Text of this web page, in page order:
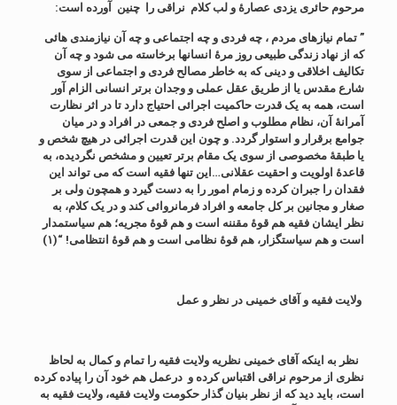
مرحوم حائری یزدی عصارۀ و لب کلام نراقی را چنین آورده است:
” تمام نیازهای مردم ، چه فردی و چه اجتماعی و چه آن نیازمندی هائی
که از نهاد زندگی طبیعی روز مرۀ انسانها برخاسته می شود و چه آن
تکالیف اخلاقی و دینی که به خاطر مصالح فردی و اجتماعی از سوی
شارع مقدس یا از طریق عقل عملی و وجدان برتر انسانی الزام آور
است، همه به یک قدرت حاکمیت اجرائی احتیاج دارد تا در اثر نظارت
آمرانۀ آن، نظام مطلوب و اصلح فردی و جمعی در افراد و در میان
جوامع برقرار و استوار گردد. و چون این قدرت اجرائی در هیچ شخص و
یا طبقۀ مخصوصی از سوی یک مقام برتر تعیین و مشخص نگردیده، به
قاعدۀ اولویت و احقیت عقلانی…این تنها فقیه است که می تواند این
فقدان را جبران کرده و زمام امور را به دست گیرد و همچون ولی بر
صغار و مجانین بر کل جامعه و افراد فرمانروائی کند و در یک کلام، به
نظر ایشان فقیه هم قوۀ مقننه است و هم قوۀ مجریه؛ هم سیاستمدار
است و هم سیاستگزار، هم قوۀ نظامی است و هم قوۀ انتظامی! “(۱)
ولایت فقیه و آقای خمینی در نظر و عمل
نظر به اینکه آقای خمینی نظریه ولایت فقیه را تمام و کمال به لحاظ
نظری از مرحوم نراقی اقتباس کرده و درعمل هم خود آن را پیاده کرده
است، باید دید که از نظر بنیان گذار حکومت ولایت فقیه، ولایت فقیه به